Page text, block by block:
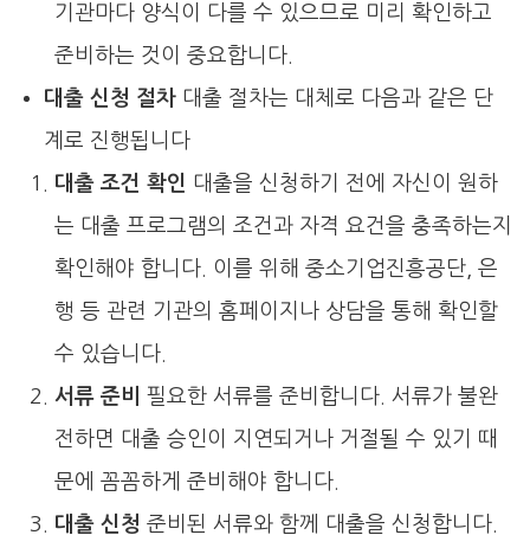
기관마다 양식이 다를 수 있으므로 미리 확인하고
준비하는 것이 중요합니다.
대출 신청 절차대출 절차는 대체로 다음과 같은 단
계로 진행됩니다
대출 조건 확인 대출을 신청하기 전에 자신이 원하
는 대출 프로그램의 조건과 자격 요건을 충족하는지
확인해야 합니다. 이를 위해 중소기업진흥공단, 은
행 등 관련 기관의 홈페이지나 상담을 통해 확인할
수 있습니다.
서류 준비
필요한 서류를 준비합니다. 서류가 불완
전하면 대출 승인이 지연되거나 거절될 수 있기 때
문에 꼼꼼하게 준비해야 합니다.
대출 신청 준비된 서류와 함께 대출을 신청합니다.